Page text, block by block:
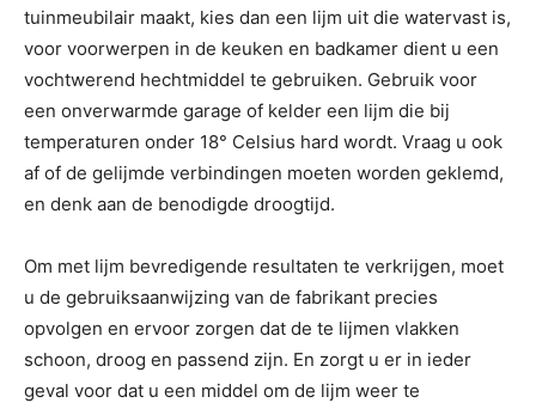
tuinmeubilair maakt, kies dan een lijm uit die watervast is,
voor voorwerpen in de keuken en badkamer dient u een
vochtwerend hechtmiddel te gebruiken. Gebruik voor
een onverwarmde garage of kelder een lijm die bij
temperaturen onder 18° Celsius hard wordt. Vraag u ook
af of de gelijmde verbindingen moeten worden geklemd,
en denk aan de benodigde droogtijd.
Om met lijm bevredigende resultaten te verkrijgen, moet
u de gebruiksaanwijzing van de fabrikant precies
opvolgen en ervoor zorgen dat de te lijmen vlakken
schoon, droog en passend zijn. En zorgt u er in ieder
geval voor dat u een middel om de lijm weer te